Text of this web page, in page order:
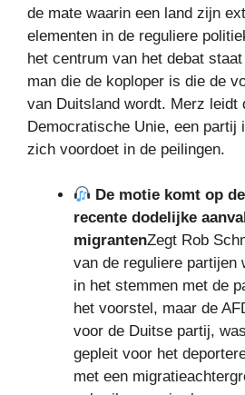
de mate waarin een land zijn
elementen in de reguliere
het centrum van het debat
man die de koploper is die de
van Duitsland wordt. Merz leidt
Democratische Unie, een partij
zich voordoet in de peilingen.
De motie komt op
recente dodelijke
migrantenZegt Rob
van de reguliere partijen
in het stemmen met de
het voorstel, maar de
voor de Duitse partij,
gepleit voor het
met een